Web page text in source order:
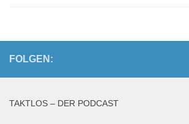
FOLGEN:
TAKTLOS – DER PODCAST